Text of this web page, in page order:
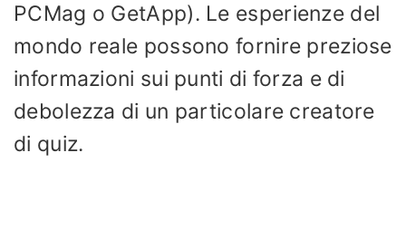
PCMag o GetApp). Le esperienze del
mondo reale possono fornire preziose
informazioni sui punti di forza e di
debolezza di un particolare creatore
di quiz.